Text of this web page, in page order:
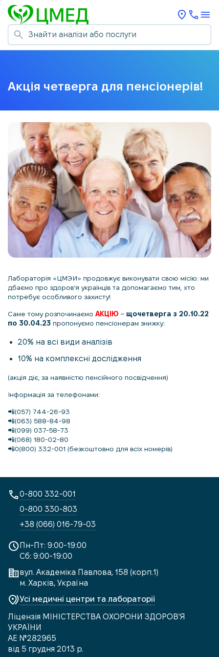
Акція четверга для пенсіонерів!
Лабораторія «ЦМЭИ» продовжує виконувати свою місію: ми
дбаємо про здоров’я українців та допомагаємо тим, хто
потребує особливого захисту!
Саме тому розпочинаємо АКЦІЮ – щочетверга з 20.10.22
по 30.04.23 пропонуємо пенсіонерам знижку:
20% на всі види аналізів
10% на комплексні дослідження
(акція діє, за наявністю пенсійного посвідчення)
Інформація за телефонами:
📲(057) 744-26-93
📲(063) 588-84-98
📲(099) 037-58-73
📲(068) 180-02-80
📲0(800) 332-001 (безкоштовно для всіх номерів)
Пн-Пт: 9:00-19:00
Сб: 9:00-19:00
вул. Академіка Павлова, 158 (корп.1)
м. Харків, Україна
Усі медичні центри та лабораторії
Ліцензія МІНІСТЕРСТВА ОХОРОНИ ЗДОРОВ'Я
УКРАЇНИ
АЕ №282965
від 5 грудня 2013 р.
0-800 332-001
0-800 330-803
+38 (066) 016-79-03